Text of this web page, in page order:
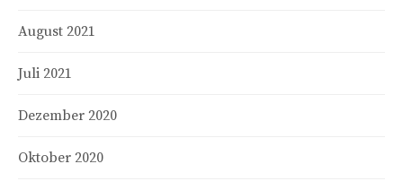
August 2021
Juli 2021
Dezember 2020
Oktober 2020